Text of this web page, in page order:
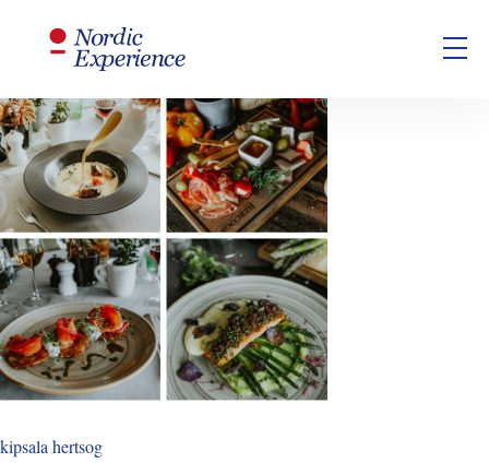
kipsala hertsog
kipsala hertsog